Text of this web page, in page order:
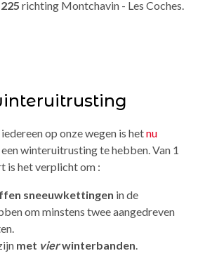
richting Montchavin - Les Coches.
op onze wegen is hetnu
winteruitrusting te hebben. Van 1
is het verplicht om :
sneeuwkettingen in de
om minstens twee aangedreven
met vierwinterbanden